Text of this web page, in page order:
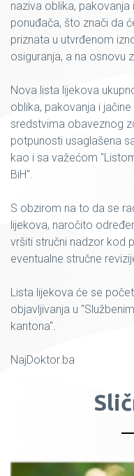
naziva oblika,
ponuđača, što znači da
priznata u utvrđenom
osiguranja, a na osnovu
Nova lista lijekova
oblika, pakovanja i
sredstvima obaveznog
potpunosti usaglašena
kao i sa važećom
BiH".
S obzirom na to da se
lijekova, naročito
vršiti stručni nadzor kod
eventualne stručne
Lista lijekova će se
objavljivanja u
kantona".
NajDoktor.ba